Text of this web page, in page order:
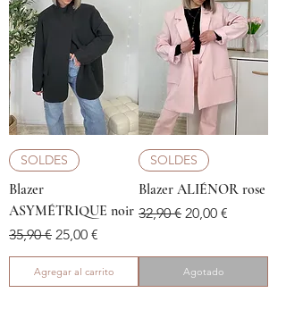
SOLDES
Blazer
ASYMÉTRIQUE noir
Precio
35,90 € Precio de oferta
25,00 €
Agregar al carrito
SOLDES
Blazer ALIÉNOR rose
Precio
32,90 € Precio de oferta
20,00 €
Agotado